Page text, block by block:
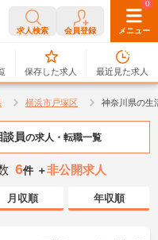
求人検索 会員登録 メニュー
0
保存した求人
0
最近見た求人
横浜市戸塚区 神奈川県の生
談員の求人・転職一覧
6件 ＋非公開求人
月収順 年収順